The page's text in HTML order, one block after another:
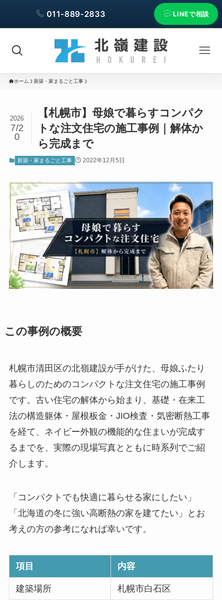
011-889-2833 LINEで相談
ホーム 新築・家まるごと工事
【札幌市】母娘で暮らすコンパク
トな注文住宅の施工事例｜解体か
ら完成まで
2026
7/2
0
新築・家まるごと工事 2022年12月5日
この事例の概要
札幌市清田区の北嶺建設が手がけた、母娘ふたり
暮らしのためのコンパクトな注文住宅の施工事例
です。古い住宅の解体から始まり、基礎・在来工
法の構造躯体・屋根板金・JIO検査・気密断熱工事
を経て、ネイビー外観の機能的な住まいが完成す
るまでを、実際の現場写真とともに時系列でご紹
介します。
「コンパクトでも快適に暮らせる家にしたい」
「北海道の冬に強い高断熱の家を建てたい」とお
考えの方の参考になれば幸いです。
項目 内容
建築場所 札幌市白石区